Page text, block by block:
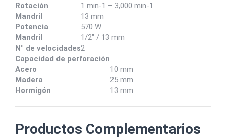
Rotación
1 min-1 – 3,000 min-1
Mandril
13 mm
Potencia
570 W
Mandril
1/2" / 13 mm
N° de velocidades2
Capacidad de perforación
Acero
10 mm
Madera
25 mm
Hormigón
13 mm
Productos Complementarios